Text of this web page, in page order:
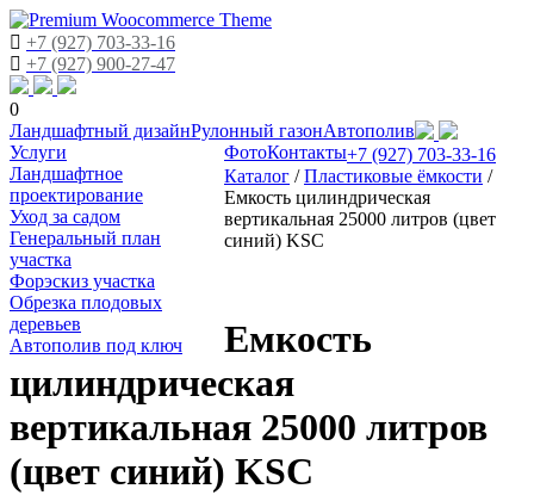
+7 (927) 703-33-16
+7 (927) 900-27-47
0
Skip
to
content
Ландшафтный дизайнРулонный газонАвтополив
Услуги
Ландшафтное
проектирование
Уход за садом
Генеральный план
участка
Форэскиз участка
Обрезка плодовых
деревьев
Автополив под ключ
ФотоКонтакты+7 (927) 703-33-16
Каталог /Пластиковые ёмкости /
Емкость цилиндрическая
вертикальная 25000 литров (цвет
синий) KSC
Емкость
цилиндрическая
вертикальная 25000 литров
(цвет синий) KSC